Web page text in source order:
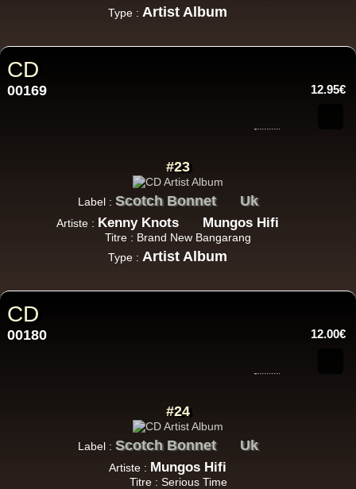
Type : Artist Album
CD
00169 12.95€
#23
Label : Scotch Bonnet Uk
Artiste : Kenny Knots Mungos Hifi
Titre : Brand New Bangarang
Type : Artist Album
CD
00180 12.00€
#24
Label : Scotch Bonnet Uk
Artiste : Mungos Hifi
Titre : Serious Time